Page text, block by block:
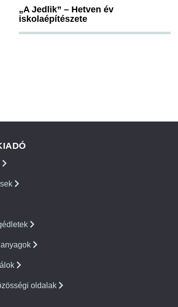
„A Jedlik” – Hetven év
iskolaépítészete
oldalak